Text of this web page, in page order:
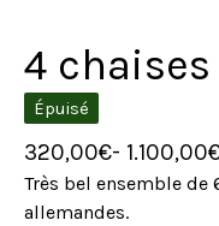
4
Épuisé
320,00€- 1.100,00
Très bel ensemble de
allemandes.